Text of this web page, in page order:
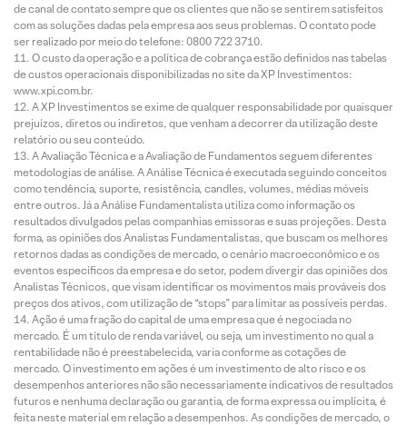
de canal de contato sempre que os clientes que não se sentirem satisfeitos
com as soluções dadas pela empresa aos seus problemas. O contato pode
ser realizado por meio do telefone: 0800 722 3710.
O custo da operação e a política de cobrança estão definidos nas tabelas
de custos operacionais disponibilizadas no site da XP Investimentos:
www.xpi.com.br.
A XP Investimentos se exime de qualquer responsabilidade por quaisquer
prejuízos, diretos ou indiretos, que venham a decorrer da utilização deste
relatório ou seu conteúdo.
A Avaliação Técnica e a Avaliação de Fundamentos seguem diferentes
metodologias de análise. A Análise Técnica é executada seguindo conceitos
como tendência, suporte, resistência, candles, volumes, médias móveis
entre outros. Já a Análise Fundamentalista utiliza como informação os
resultados divulgados pelas companhias emissoras e suas projeções. Desta
forma, as opiniões dos Analistas Fundamentalistas, que buscam os melhores
retornos dadas as condições de mercado, o cenário macroeconômico e os
eventos específicos da empresa e do setor, podem divergir das opiniões dos
Analistas Técnicos, que visam identificar os movimentos mais prováveis dos
preços dos ativos, com utilização de “stops” para limitar as possíveis perdas.
Ação é uma fração do capital de uma empresa que é negociada no
mercado. É um título de renda variável, ou seja, um investimento no qual a
rentabilidade não é preestabelecida, varia conforme as cotações de
mercado. O investimento em ações é um investimento de alto risco e os
desempenhos anteriores não são necessariamente indicativos de resultados
futuros e nenhuma declaração ou garantia, de forma expressa ou implícita, é
feita neste material em relação a desempenhos. As condições de mercado, o